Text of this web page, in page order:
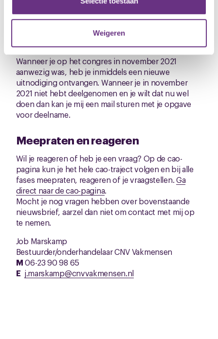
informatie die u aan ze heeft verstrekt of die ze hebben
verzameld op basis van uw gebruik van hun services.
U kunt uw toestemming op elk moment wijzigen of
intrekken via de cookieverklaringof door te klikken op
het ronde cookie-instellingenicoontje linksonder op de
pagina.
Weigeren
cao Hospitality. Jouw inbreng is dus van groot
belang.
Aanmelden
Wanneer je op het congres in november 2021
aanwezig was, heb je inmiddels een nieuwe
uitnodiging ontvangen. Wanneer je in november
2021 niet hebt deelgenomen en je wilt dat nu wel
doen dan kan je mij een mail sturen met je opgave
voor deelname.
Meepraten en reageren
Wil je reageren of heb je een vraag? Op de cao-
pagina kun je het hele cao-traject volgen en bij alle
fases meepraten, reageren of je vraagstellen.Ga
direct naar de cao-pagina.
Mocht je nog vragen hebben over bovenstaande
nieuwsbrief, aarzel dan niet om contact met mij op
te nemen.
Job Marskamp
Bestuurder/onderhandelaar CNV Vakmensen
M06-23 90 98 65
E j.marskamp@cnvvakmensen.nl